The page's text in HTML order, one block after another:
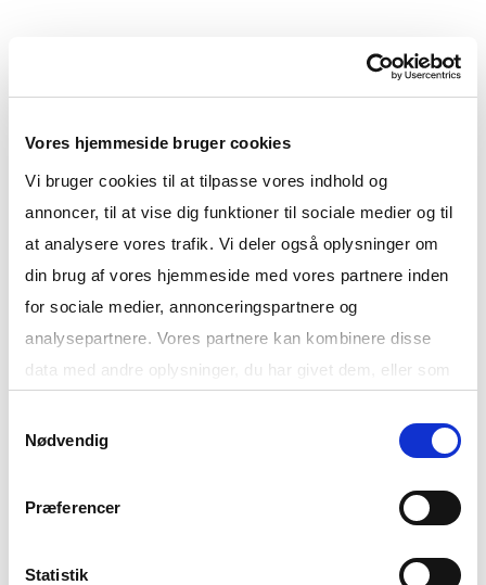
Vores hjemmeside bruger cookies
Vi bruger cookies til at tilpasse vores indhold og
annoncer, til at vise dig funktioner til sociale medier og til
at analysere vores trafik. Vi deler også oplysninger om
din brug af vores hjemmeside med vores partnere inden
for sociale medier, annonceringspartnere og
analysepartnere. Vores partnere kan kombinere disse
data med andre oplysninger, du har givet dem, eller som
Fravælger du en eller flere cookies, vil nogle funktioner
Du kan altid se eller ændre dine cookie præferencer på
Nødvendig
Præferencer
Statistik